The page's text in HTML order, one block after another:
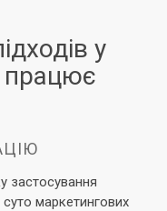
у
працює
застосування
маркетингових